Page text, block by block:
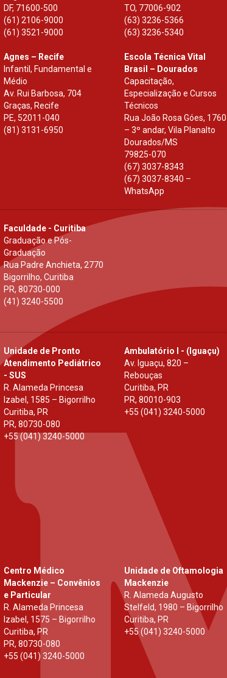
DF, 71600-500
(61) 2106-9000
(61) 3521-9000
TO, 77006-902
(63) 3236-5366
(63) 3236-5340
Agnes – Recife
Infantil, Fundamental e
Médio
Av. Rui Barbosa, 704
Graças, Recife
PE, 52011-040
(81) 3131-6950
Escola Técnica Vital
Brasil – Dourados
Capacitação,
Especialização e Cursos
Técnicos
Rua João Rosa Góes, 1760
– 3º andar, Vila Planalto
Dourados/MS
79825-070
(67) 3037-8343
(67) 3037-8340 –
WhatsApp
Faculdade - Curitiba
Graduação e Pós-
Graduação
Rua Padre Anchieta, 2770
Bigorrilho, Curitiba
PR, 80730-000
(41) 3240-5500
Unidade de Pronto
Atendimento Pediátrico
- SUS
R. Alameda Princesa
Izabel, 1585 – Bigorrilho
Curitiba, PR
PR, 80730-080
+55 (041) 3240-5000
Ambulatório I - (Iguaçu)
Av. Iguaçu, 820 –
Rebouças
Curitiba, PR
PR, 80010-903
+55 (041) 3240-5000
Centro Médico
Mackenzie – Convênios
e Particular
R. Alameda Princesa
Izabel, 1575 – Bigorrilho
Curitiba, PR
PR, 80730-080
+55 (041) 3240-5000
Unidade de Oftamologia
Mackenzie
R. Alameda Augusto
Stelfeld, 1980 – Bigorrilho
Curitiba, PR
+55 (041) 3240-5000